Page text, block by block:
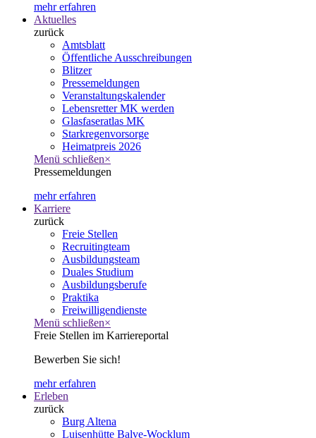
mehr erfahren
Aktuelles
zurück
Amtsblatt
Öffentliche Ausschreibungen
Blitzer
Pressemeldungen
Veranstaltungskalender
Lebensretter MK werden
Glasfaseratlas MK
Starkregenvorsorge
Heimatpreis 2026
Menü schließen×
Pressemeldungen
mehr erfahren
Karriere
zurück
Freie Stellen
Recruitingteam
Ausbildungsteam
Duales Studium
Ausbildungsberufe
Praktika
Freiwilligendienste
Menü schließen×
Freie Stellen im Karriereportal
Bewerben Sie sich!
mehr erfahren
Erleben
zurück
Burg Altena
Luisenhütte Balve-Wocklum